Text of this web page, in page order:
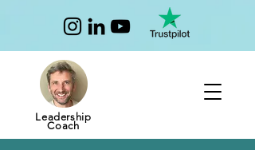
Leadership
Coach